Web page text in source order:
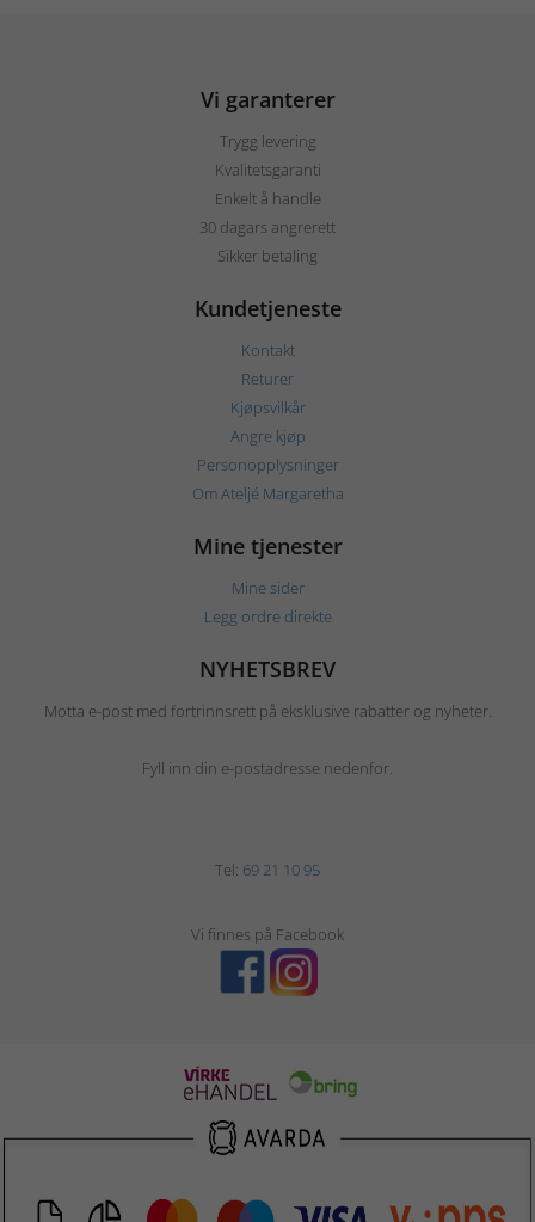
Vi garanterer
Trygg levering
Kvalitetsgaranti
Enkelt å handle
30 dagars angrerett
Sikker betaling
Kundetjeneste
Kontakt
Returer
Kjøpsvilkår
Angre kjøp
Personopplysninger
Om Ateljé Margaretha
Mine tjenester
Mine sider
Legg ordre direkte
NYHETSBREV
Motta e-post med fortrinnsrett på eksklusive rabatter og nyheter.
Fyll inn din e-postadresse nedenfor.
Tel: 69 21 10 95
Vi finnes på Facebook